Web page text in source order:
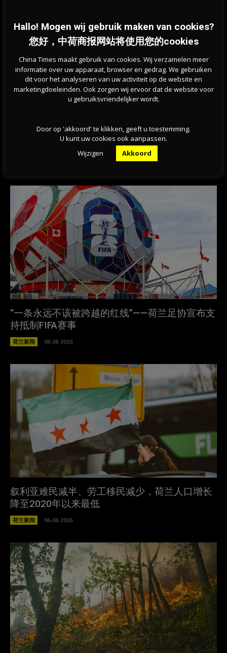
十分之一的荷兰家庭入不敷出
荷卫生部将口罩售往国外，也不免
费提供给医院
“一条永远不该被跨越的红线”——荷兰足协宣布支
持抵制FIFA赛事
荷兰新闻 06-08-2026
叙利亚难民减半、劳工移民减少，荷兰人口增长
降至2020年以来最低
荷兰新闻 06-08-2026
Hallo! Mogen wij gebruik maken van cookies?
您好，中荷商报网站将使用您的cookies
China Times maakt gebruik van cookies. Wij verzamelen meer
informatie over uw apparaat, browser en gedrag. We gebruiken
dit voor het analyseren van uw activiteit op de website en
marketingdoeleinden. Ook zorgen wij ervoor dat de website voor
u gebruiksvriendelijker wordt.
Door op 'akkoord' te klikken, geeft u toestemming.
U kunt uw cookies ook aanpassen.
Wijzigen
Akkoord